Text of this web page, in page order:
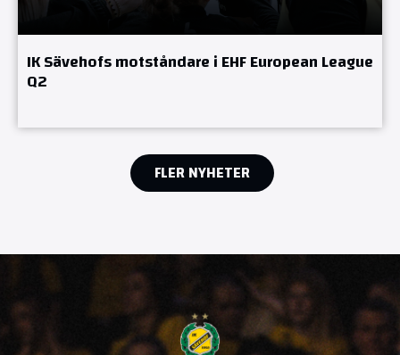
IK Sävehofs motståndare i EHF European League
Q2
FLER NYHETER